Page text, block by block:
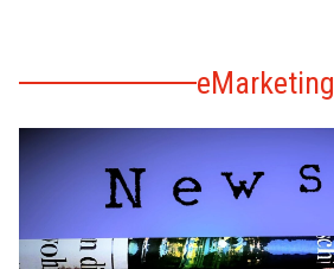
eMarketing